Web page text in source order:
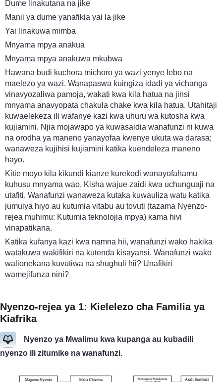
Dume linakutana na jike
Manii ya dume yanafikia yai la jike
Yai linakuwa mimba
Mnyama mpya anakua
Mnyama mpya anakuwa mkubwa
Hawana budi kuchora michoro ya wazi yenye lebo na
maelezo ya wazi. Wanapaswa kuingiza idadi ya vichanga
vinavyozaliwa pamoja, wakati kwa kila hatua na jinsi
mnyama anavyopata chakula chake kwa kila hatua. Utahitaji
kuwaelekeza ili wafanye kazi kwa uhuru wa kutosha kwa
kujiamini. Njia mojawapo ya kuwasaidia wanafunzi ni kuwa
na orodha ya maneno yanayofaa kwenye ukuta wa darasa;
wanaweza kujihisi kujiamini katika kuendeleza maneno
hayo.
Kitie moyo kila kikundi kianze kurekodi wanayofahamu
kuhusu mnyama wao. Kisha wajue zaidi kwa uchunguaji na
utafiti. Wanafunzi wanaweza kutaka kuwauliza watu katika
jumuiya hiyo au kutumia vitabu au tovuti (tazama Nyenzo-
rejea muhimu: Kutumia teknolojia mpya) kama hivi
vinapatikana.
Katika kufanya kazi kwa namna hii, wanafunzi wako hakika
watakuwa wakifikiri na kutenda kisayansi. Wanafunzi wako
walionekana kuvutiwa na shughuli hii? Unafikiri
wamejifunza nini?
Nyenzo-rejea ya 1: Kielelezo cha Familia ya
Kiafrika
Nyenzo ya Mwalimu kwa kupanga au kubadili
nyenzo ili zitumike na wanafunzi.